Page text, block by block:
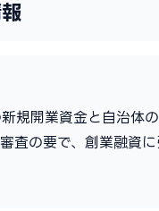
規開業資金と自治体
査の要で、創業融資